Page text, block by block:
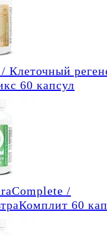
Клеточный
60 капсул
/
60